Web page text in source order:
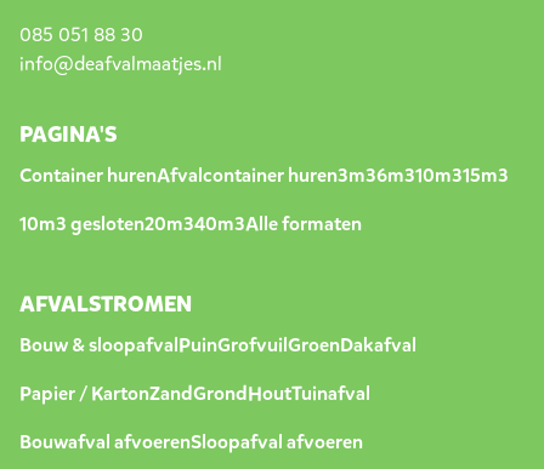
085 051 88 30
info@deafvalmaatjes.nl
PAGINA'S
Container hurenAfvalcontainer huren3m36m310m315m3
10m3 gesloten20m340m3Alle formaten
AFVALSTROMEN
Bouw & sloopafvalPuinGrofvuilGroenDakafval
Papier / KartonZandGrondHoutTuinafval
Bouwafval afvoerenSloopafval afvoeren